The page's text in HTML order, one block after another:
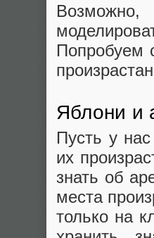
Попробуем
Яблони и
Пусть у
их
знать об
места
только на